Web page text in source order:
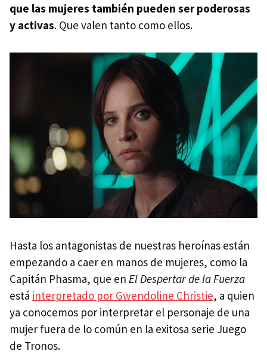
que las mujeres también pueden ser poderosas
y activas. Que valen tanto como ellos.
Hasta los antagonistas de nuestras heroínas están
empezando a caer en manos de mujeres, como la
Capitán Phasma, que en El Despertar de la Fuerza
está interpretado por Gwendoline Christie, a quien
ya conocemos por interpretar el personaje de una
mujer fuera de lo común en la exitosa serie Juego
de Tronos.